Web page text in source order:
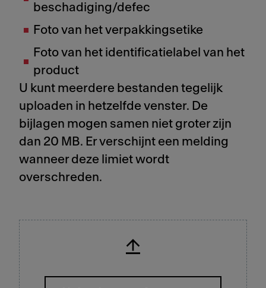
beschadiging/defec
Foto van het verpakkingsetike
Foto van het identificatielabel van het
product
U kunt meerdere bestanden tegelijk
uploaden in hetzelfde venster. De
bijlagen mogen samen niet groter zijn
dan 20 MB. Er verschijnt een melding
wanneer deze limiet wordt
overschreden.